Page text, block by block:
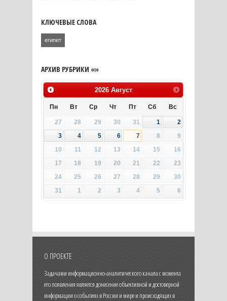
КЛЮЧЕВЫЕ СЛОВА
египет
АРХИВ РУБРИКИ «»
2026 Август
Пн Вт Ср Чт Пт Сб Вс
27 28 29 30 31 1
2
3
4 5 6 7 8
9
10
11 12 13 14 15
16
17
18 19 20 21 22
23
24
25 26 27 28 29
30
31
1 2 3 4 5 6
О ПРОЕКТЕ
Задачами информационно-аналитического канала с момента
его появления является донесение объективной и достоверной
информации о событиях в России и мире и происходящих в